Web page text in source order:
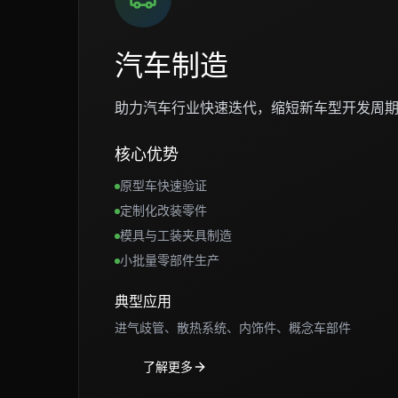
汽车制造
助力汽车行业快速迭代，缩短新车型开发周期
核心优势
原型车快速验证
定制化改装零件
模具与工装夹具制造
小批量零部件生产
典型应用
进气歧管、散热系统、内饰件、概念车部件
了解更多